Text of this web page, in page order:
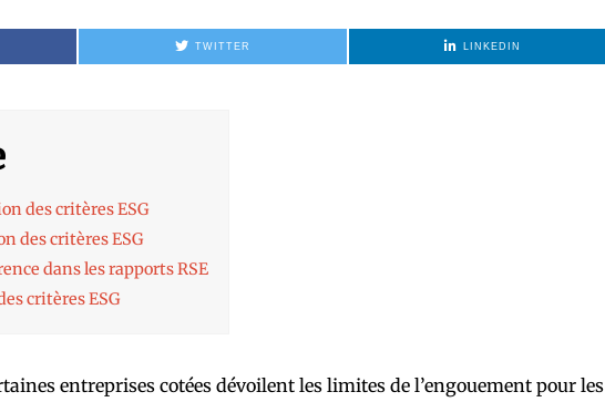
TWITTER LINKEDIN
des critères ESG
des critères ESG
dans les rapports RSE
critères ESG
entreprises cotées dévoilent les limites de l’engouement pour les